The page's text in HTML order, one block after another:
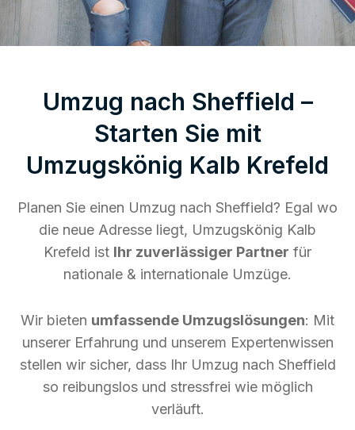
Umzug nach Sheffield –
Starten Sie mit
Umzugskönig Kalb Krefeld
Planen Sie einen Umzug nach Sheffield? Egal wo
die neue Adresse liegt, Umzugskönig Kalb
Krefeld ist Ihr zuverlässiger Partner für
nationale & internationale Umzüge.
Wir bieten umfassende Umzugslösungen: Mit
unserer Erfahrung und unserem Expertenwissen
stellen wir sicher, dass Ihr Umzug nach Sheffield
so reibungslos und stressfrei wie möglich
verläuft.